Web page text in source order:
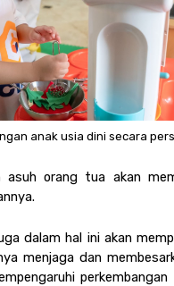
anak usia dini secara
orang tua akan
dalam hal ini akan
menjaga dan